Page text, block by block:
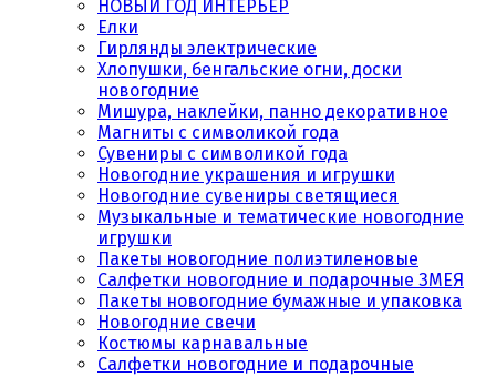
НОВЫЙ ГОД ИНТЕРЬЕР
Елки
Гирлянды электрические
Хлопушки, бенгальские огни, доски
новогодние
Мишура, наклейки, панно декоративное
Магниты с символикой года
Сувениры с символикой года
Новогодние украшения и игрушки
Новогодние сувениры светящиеся
Музыкальные и тематические новогодние
игрушки
Пакеты новогодние полиэтиленовые
Салфетки новогодние и подарочные ЗМЕЯ
Пакеты новогодние бумажные и упаковка
Новогодние свечи
Костюмы карнавальные
Салфетки новогодние и подарочные